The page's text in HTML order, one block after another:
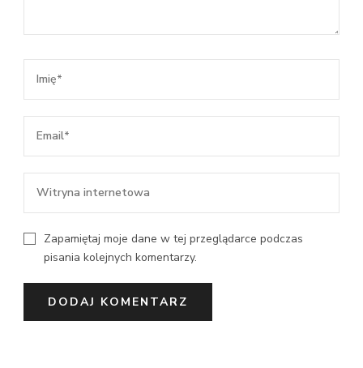
Zapamiętaj moje dane w tej przeglądarce podczas
pisania kolejnych komentarzy.